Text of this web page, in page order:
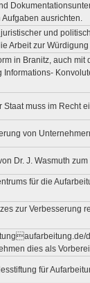
ausrichten.
und
Arbeit zur
in Branitz, auch
Informations-
Staat muss im Recht
von
Dr. J. Wasmuth
für die
zur Verbesserung
dies als
für